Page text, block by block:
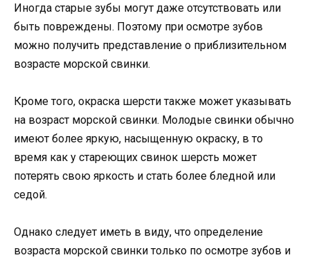
Иногда старые зубы могут даже отсутствовать или
быть повреждены. Поэтому при осмотре зубов
можно получить представление о приблизительном
возрасте морской свинки.
Кроме того, окраска шерсти также может указывать
на возраст морской свинки. Молодые свинки обычно
имеют более яркую, насыщенную окраску, в то
время как у стареющих свинок шерсть может
потерять свою яркость и стать более бледной или
седой.
Однако следует иметь в виду, что определение
возраста морской свинки только по осмотре зубов и